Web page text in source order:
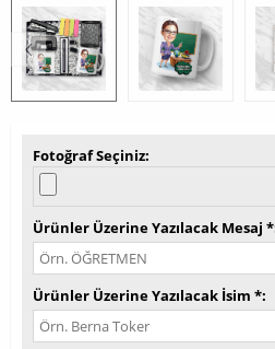
Fotoğraf Seçiniz
Ürünler Üzerine Yazılacak Mesaj *
Ürünler Üzerine Yazılacak İsim *